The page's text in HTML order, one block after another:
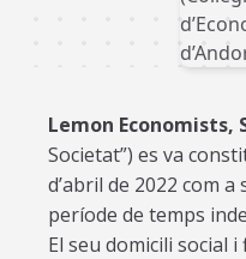
Lemon Economists,
Societat”) es va
d’abril de 2022 com
període de temps
El seu domicili social